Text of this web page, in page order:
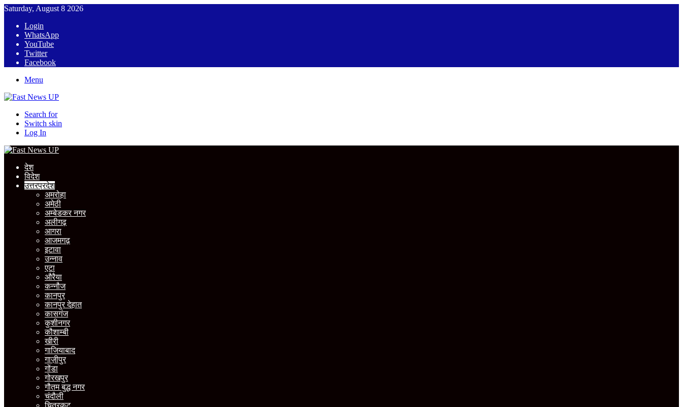
Saturday, August 8 2026
Login
WhatsApp
YouTube
Twitter
Facebook
Menu
Search for
Switch skin
Log In
देश
विदेश
उत्तरप्रदेश
अमरोहा
अमेठी
अम्बेडकर नगर
अलीगढ़
आगरा
आजमगढ़
इटावा
उन्नाव
एटा
औरैया
कन्नौज
कानपुर
कानपुर देहात
कासगंज
कुशीनगर
कौशाम्बी
खीरी
गाजियाबाद
गाज़ीपुर
गोंडा
गोरखपुर
गौतम बुद्ध नगर
चंदौली
चित्रकूट